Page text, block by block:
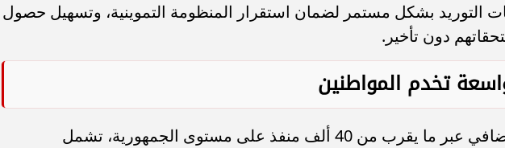
التوريد بشكل مستمر لضمان استقرار المنظومة التموينية، وتسهيل حصول
دون تأخير.
تخدم المواطنين
يتم صرف الدعم الإضافي عبر ما يقرب من 40 ألف منفذ على مستوى الجمهورية، تشمل